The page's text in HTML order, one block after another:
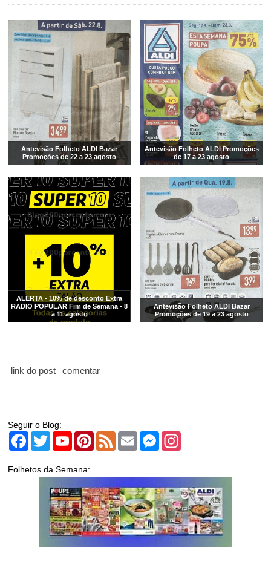
Antevisão Folheto ALDI Bazar
Promoções de 22 a 23 agosto
Antevisão Folheto ALDI Promoções
de 17 a 23 agosto
ALERTA - 10% de desconto Extra
RADIO POPULAR Fim de Semana - 8
a 11 agosto
Antevisão Folheto ALDI Bazar
Promoções de 19 a 23 agosto
link do post comentar
Seguir o Blog:
Facebook
TwitterYouTubePinterest
Feed Email Messenger
Folhetos da Semana: